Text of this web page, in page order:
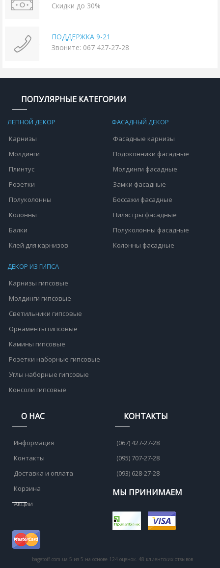
Скидки до 30%
ПОДДЕРЖКА 9-21
Звоните: 067 427-27-28
ПОПУЛЯРНЫЕ КАТЕГОРИИ
ЛЕПНОЙ ДЕКОР
Карнизы
Молдинги
Плинтус
Розетки
Полуколонны
Колонны
Балки
Клей для карнизов
ФАСАДНЫЙ ДЕКОР
Фасадные карнизы
Подоконники фасадные
Молдинги фасадные
Замки фасадные
Боссажи фасадные
Пилястры фасадные
Полуколонны фасадные
Колонны фасадные
ДЕКОР ИЗ ГИПСА
Карнизы гипсовые
Молдинги гипсовые
Светильники гипсовые
Орнаменты гипсовые
Камины гипсовые
Розетки наборные гипсовые
Углы наборные гипсовые
Консоли гипсовые
О НАС
Информация
Контакты
Доставка и оплата
Корзина
Акции
КОНТАКТЫ
(067) 427-27-28
(095) 707-27-28
(093) 628-27-28
МЫ ПРИНИМАЕМ
bagetoff.com.ua 5 из 5 на основе 124 оценок. 48 клиентских отзывов